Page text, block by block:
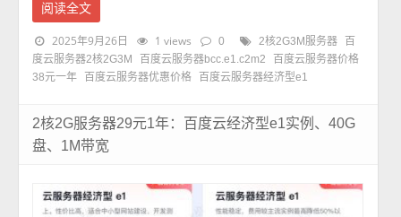
阅读全文
2025年9月26日 1 views 0 2核2G3M服务器
百
度云服务器2核2G3M
百度云服务器bcc.e1.c2m2
百度云服务器价格
38元一年
百度云服务器优惠价格 百度云服务器经济型e1
2核2G服务器29元1年：百度云经济型e1实例、40G
盘、1M带宽